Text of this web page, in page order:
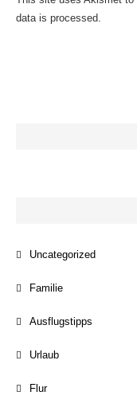
data is processed.
Uncategorized
Familie
Ausflugstipps
Urlaub
Flur